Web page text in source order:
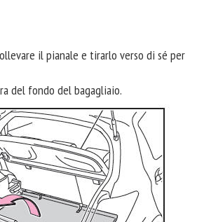
il pianale e tirarlo verso di sé per
del fondo del bagagliaio.